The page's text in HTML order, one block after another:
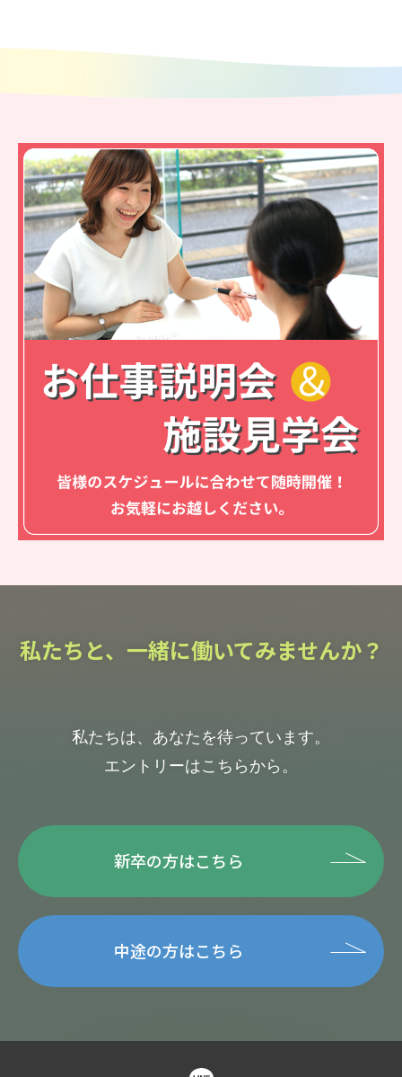
私たちと、一緒に働いてみませんか？
私たちは、あなたを待っています。
エントリーはこちらから。
新卒の方はこちら
中途の方はこちら